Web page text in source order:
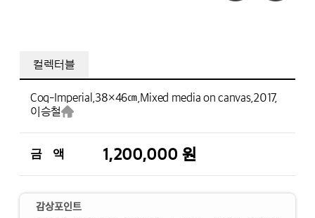
컬렉터블
Coq-Imperial, 38×46㎝, Mixed media on canvas, 2017,
이승철
금 액 1,200,000 원
감상포인트